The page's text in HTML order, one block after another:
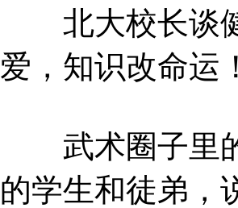
北大校长谈健
爱，知识改命运
武术圈子里的
的学生和徒弟，